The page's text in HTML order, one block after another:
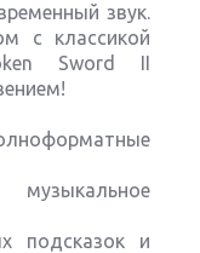
звук.
с классикой
Sword II
подсказок и